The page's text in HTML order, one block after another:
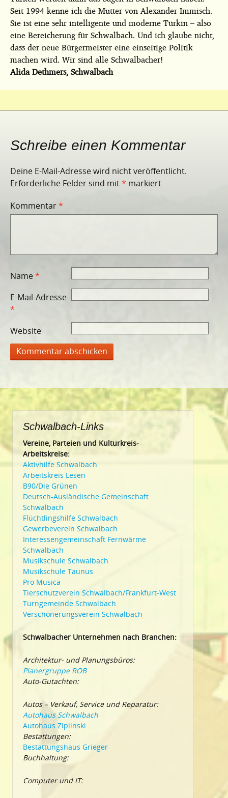
Seit 1994 kenne ich die Mutter von Alexander Immisch.
Sie ist eine sehr intelligente und moderne Türkin – also
eine Bereicherung für Schwalbach. Und ich glaube nicht,
dass der neue Bürgermeister eine einseitige Politik
machen wird. Wir sind alle Schwalbacher!
Alida Dethmers, Schwalbach
Schreibe einen Kommentar
Deine E-Mail-Adresse wird nicht veröffentlicht.
Erforderliche Felder sind mit* markiert
Kommentar*
Name*
E-Mail-Adresse
*
Website
Schwalbach-Links
Vereine, Parteien und Kulturkreis-
Arbeitskreise:
Aktivhilfe Schwalbach
Arbeitskreis Lesen
B90/Die Grünen
Deutsch-Ausländische Gemeinschaft
Schwalbach
Flüchtlingshilfe Schwalbach
Gewerbeverein Schwalbach
Interessengemeinschaft Fernwärme
Schwalbach
Musikschule Schwalbach
Musikschule Taunus
Pro Musica
Tierschutzverein Schwalbach/Frankfurt-West
Turngemeinde Schwalbach
Verschönerungsverein Schwalbach
Schwalbacher Unternehmen nach Branchen:
Architektur- und Planungsbüros:
Planergruppe ROB
Auto-Gutachten:
Autos – Verkauf, Service und Reparatur:
Autohaus Schwalbach
Autohaus Ziplinski
Bestattungen:
Bestattungshaus Grieger
Buchhaltung:
Computer und IT: